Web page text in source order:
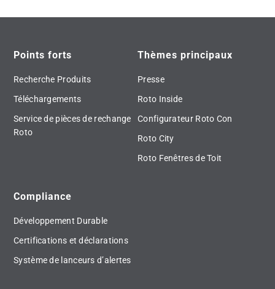
Points forts
Recherche Produits
Téléchargements
Service de pièces de rechange
Roto
Thèmes principaux
Presse
Roto Inside
Configurateur Roto Con
Roto City
Roto Fenêtres de Toit
Compliance
Développement Durable
Certifications et déclarations
Système de lanceurs d’alertes